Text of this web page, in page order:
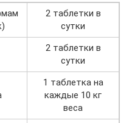
2 таблетки в
сутки
2 таблетки в
сутки
1 таблетка на
каждые 10 кг
веса